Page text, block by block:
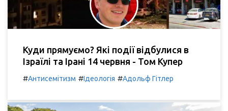
Куди прямуємо? Які події відбулися в
Ізраїлі та Ірані 14 червня - Том Купер
#Антисемітизм #Ідеологія #Адольф Гітлер